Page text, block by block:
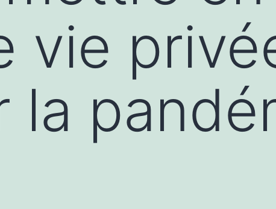
vie
la